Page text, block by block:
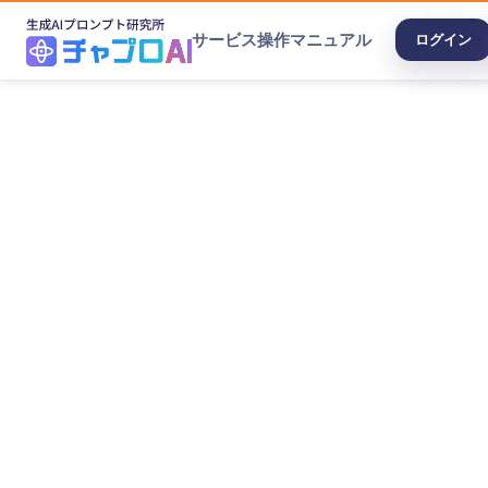
サービス操作マニュアル ログイン